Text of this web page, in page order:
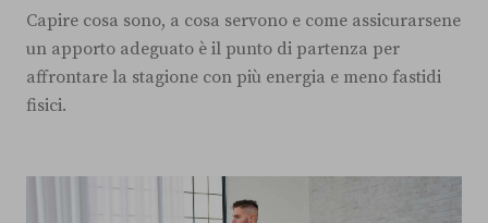
Capire cosa sono, a cosa servono e come assicurarsene
un apporto adeguato è il punto di partenza per
affrontare la stagione con più energia e meno fastidi
fisici.